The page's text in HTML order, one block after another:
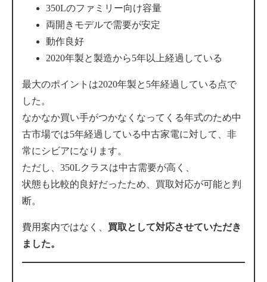
350Lのファミリー向け容量
両開きモデルで需要が安定
動作良好
2020年製と製造から5年以上経過している
最大のポイントは2020年製と5年経過している点で
した。
なかなか買い手がつかなくなってくる年式のため中
古市場では5年経過している中古家電に対して、非
常にシビアになります。
ただし、350Lクラスは中古需要が高く、
状態も比較的良好だったため、買取対応が可能と判
断。
費用案内ではなく、 買取として対応させていただき
ました。